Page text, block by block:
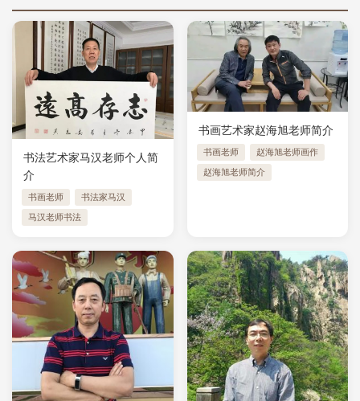
书法艺术家马汉老师个人简
介
书画老师 书法家马汉
马汉老师书法
书画艺术家赵海旭老师简介
书画老师 赵海旭老师画作
赵海旭老师简介